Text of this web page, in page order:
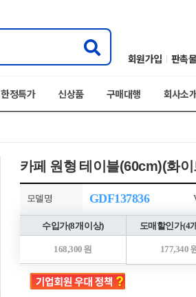
회원가입 판촉
한정특가 신상품 구매대행 회사소
카페 원형 테이블(60cm)(화이
모델명 GDF137836
수입가(8개 이상) 도매할인가 (4
168,300 원 177,340